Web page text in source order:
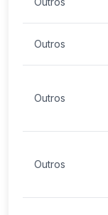
Outros
Outros
Outros